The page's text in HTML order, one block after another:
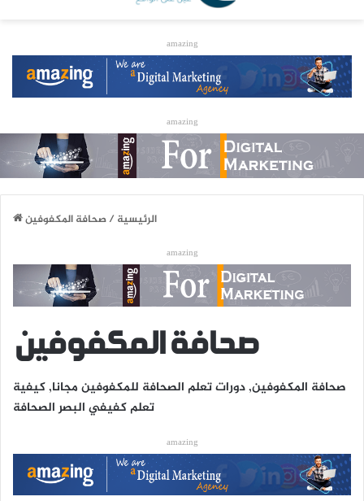
amazing
amazing
الرئيسية/صحافة المكفوفين
amazing
صحافة المكفوفين
صحافة المكفوفين, دورات تعلم الصحافة للمكفوفين مجانا, كيفية
تعلم كفيفي البصر الصحافة
amazing